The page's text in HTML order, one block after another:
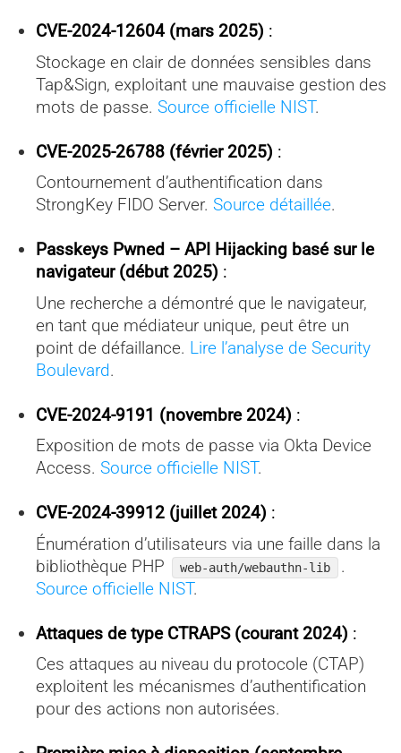
CVE-2024-12604 (mars 2025) :
Stockage en clair de données sensibles dans
Tap&Sign, exploitant une mauvaise gestion des
mots de passe. Source officielle NIST.
CVE-2025-26788 (février 2025) :
Contournement d’authentification dans
StrongKey FIDO Server. Source détaillée.
Passkeys Pwned – API Hijacking basé sur le
navigateur (début 2025) :
Une recherche a démontré que le navigateur,
en tant que médiateur unique, peut être un
point de défaillance. Lire l’analyse de Security
Boulevard.
CVE-2024-9191 (novembre 2024) :
Exposition de mots de passe via Okta Device
Access. Source officielle NIST.
CVE-2024-39912 (juillet 2024) :
Énumération d’utilisateurs via une faille dans la
bibliothèque PHP
web-auth/webauthn-lib
.
Source officielle NIST.
Attaques de type CTRAPS (courant 2024) :
Ces attaques au niveau du protocole (CTAP)
exploitent les mécanismes d’authentification
pour des actions non autorisées.